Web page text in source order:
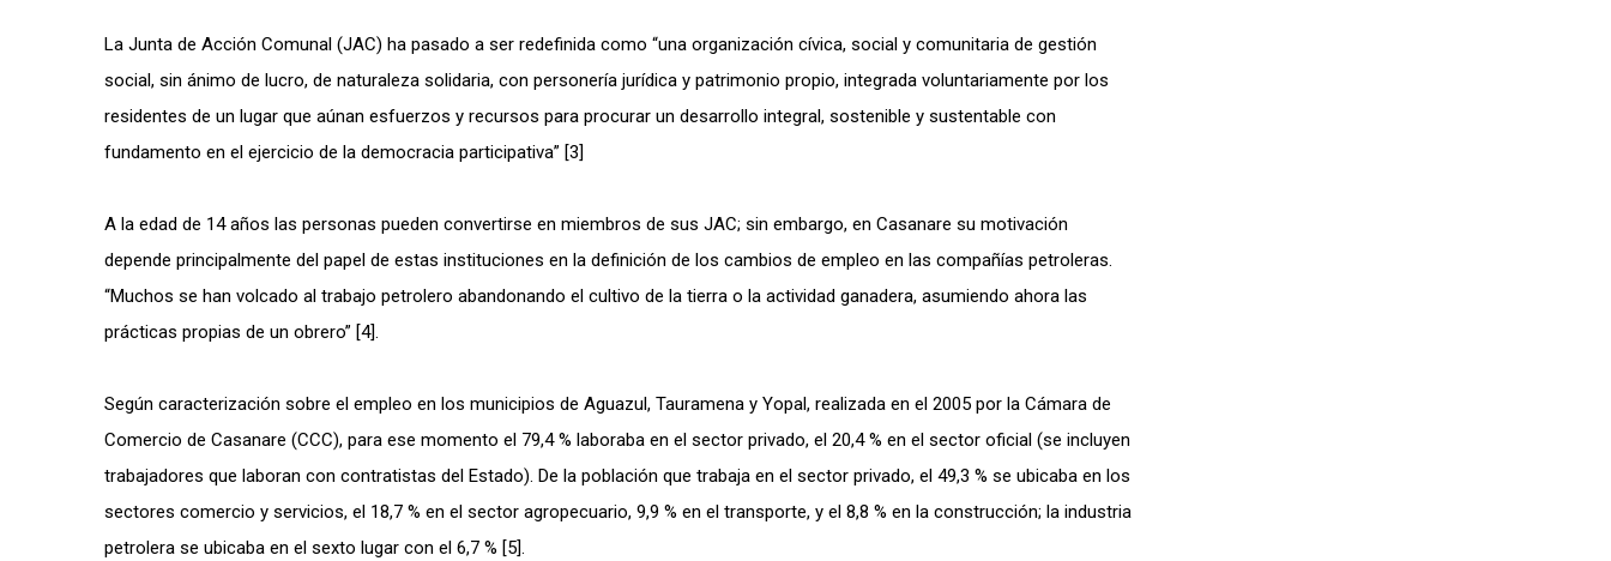
La Junta de Acción Comunal (JAC) ha pasado a ser redefinida como “una organización cívica, social y comunitaria de gestión
social, sin ánimo de lucro, de naturaleza solidaria, con personería jurídica y patrimonio propio, integrada voluntariamente por los
residentes de un lugar que aúnan esfuerzos y recursos para procurar un desarrollo integral, sostenible y sustentable con
fundamento en el ejercicio de la democracia participativa” [3]
A la edad de 14 años las personas pueden convertirse en miembros de sus JAC; sin embargo, en Casanare su motivación
depende principalmente del papel de estas instituciones en la definición de los cambios de empleo en las compañías petroleras.
“Muchos se han volcado al trabajo petrolero abandonando el cultivo de la tierra o la actividad ganadera, asumiendo ahora las
prácticas propias de un obrero” [4].
Según caracterización sobre el empleo en los municipios de Aguazul, Tauramena y Yopal, realizada en el 2005 por la Cámara de
Comercio de Casanare (CCC), para ese momento el 79,4 % laboraba en el sector privado, el 20,4 % en el sector oficial (se incluyen
trabajadores que laboran con contratistas del Estado). De la población que trabaja en el sector privado, el 49,3 % se ubicaba en los
sectores comercio y servicios, el 18,7 % en el sector agropecuario, 9,9 % en el transporte, y el 8,8 % en la construcción; la industria
petrolera se ubicaba en el sexto lugar con el 6,7 % [5].